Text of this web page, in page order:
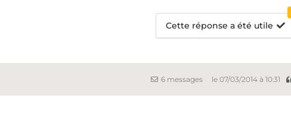
Cette réponse a été utile
6 messages le 07/03/2014 à 10:31